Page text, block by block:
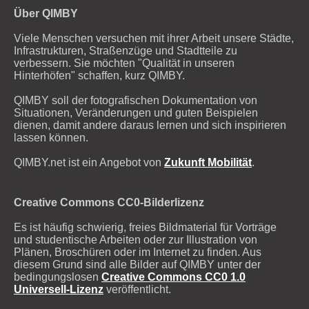
Über QIMBY
Viele Menschen versuchen mit ihrer Arbeit unsere Städte,
Infrastrukturen, Straßenzüge und Stadtteile zu
verbessern. Sie möchten "Qualität in unseren
Hinterhöfen" schaffen, kurz QIMBY.
QIMBY soll der fotografischen Dokumentation von
Situationen, Veränderungen und guten Beispielen
dienen, damit andere daraus lernen und sich inspirieren
lassen können.
QIMBY.net ist ein Angebot von Zukunft Mobilität.
Creative Commons CC0-Bilderlizenz
Es ist häufig schwierig, freies Bildmaterial für Vorträge
und studentische Arbeiten oder zur Illustration von
Plänen, Broschüren oder im Internet zu finden. Aus
diesem Grund sind alle Bilder auf QIMBY unter der
bedingungslosen Creative Commons CC0 1.0
Universell-Lizenz veröffentlicht.